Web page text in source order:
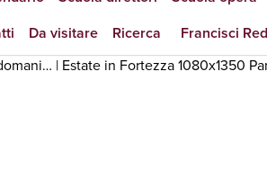
Da visitare Ricerca Francisci